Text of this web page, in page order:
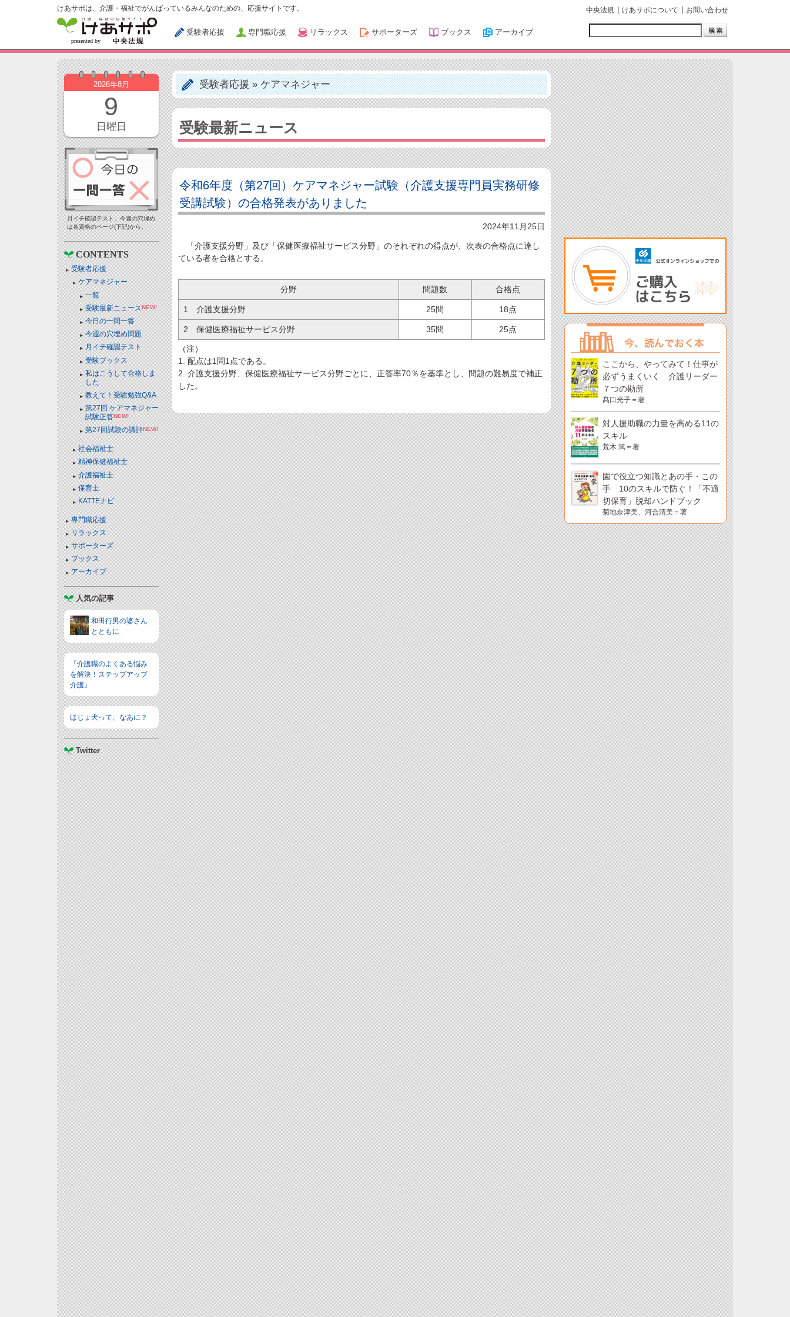
けあサポは、介護・福祉でがんばっているみんなのための、応援サイトです。
受験者応援 専門職応援 リラックス サポーターズ ブックス アーカイブ
中央法規 けあサポについて お問い合わせ
2026年8月
9
日曜日
月イチ確認テスト、今週の穴埋め
は各資格のページ(下記)から。
CONTENTS
受験者応援
ケアマネジャー
一覧
受験最新ニュースNEW!
今日の一問一答
今週の穴埋め問題
月イチ確認テスト
受験ブックス
私はこうして合格しま
した
教えて！受験勉強Q&A
第27回 ケアマネジャー
試験正答NEW!
第27回試験の講評NEW!
社会福祉士
精神保健福祉士
介護福祉士
保育士
KATTEナビ
専門職応援
リラックス
サポーターズ
ブックス
アーカイブ
人気の記事
和田行男の婆さん
とともに
『介護職のよくある悩み
を解決！ステップアップ
介護』
ほじょ犬って、なあに？
Twitter
受験者応援»ケアマネジャー
受験最新ニュース
令和6年度（第27回）ケアマネジャー試験（介護支援専門員実務研修
受講試験）の合格発表がありました
2024年11月25日
「介護支援分野」及び「保健医療福祉サービス分野」のそれぞれの得点が、次表の合格点に達し
ている者を合格とする。
分野 問題数 合格点
1 介護支援分野 25問 18点
2 保健医療福祉サービス分野 35問 25点
（注）
1. 配点は1問1点である。
2. 介護支援分野、保健医療福祉サービス分野ごとに、正答率70％を基準とし、問題の難易度で補正
した。
ここから、やってみて！仕事が
必ずうまくいく 介護リーダー
７つの勘所
髙口光子＝著
対人援助職の力量を高める11の
スキル
荒木 篤＝著
園で役立つ知識とあの手・この
手 10のスキルで防ぐ！「不適
切保育」脱却ハンドブック
菊地奈津美、河合清美＝著